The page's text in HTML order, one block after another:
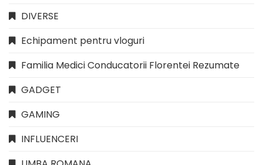
DIVERSE
Echipament pentru vloguri
Familia Medici Conducatorii Florentei Rezumate
GADGET
GAMING
INFLUENCERI